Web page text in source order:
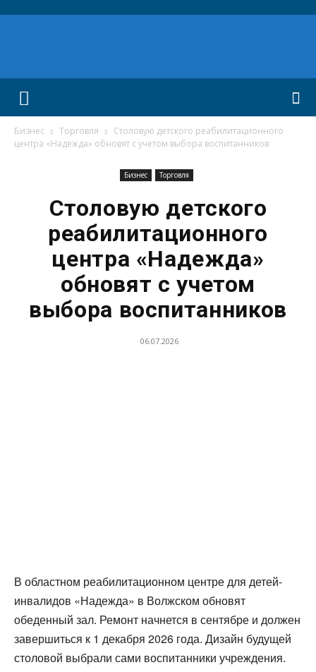
Бизнес Торговля
Столовую детского реабилитационного
центра «Надежда» обновят с учетом выбора воспитанников
Бизнес Торговля
Столовую детского
реабилитационного
центра «Надежда»
обновят с учетом
выбора воспитанников
06.07.2026
В областном реабилитационном центре для детей-
инвалидов «Надежда» в Волжском обновят
обеденный зал. Ремонт начнется в сентябре и должен
завершиться к 1 декабря 2026 года. Дизайн будущей
столовой выбрали сами воспитанники учреждения.